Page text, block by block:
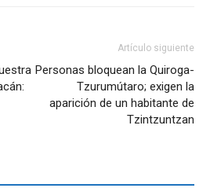
Artículo siguiente
Personas bloquean la Quiroga-
Tzurumútaro; exigen la
aparición de un habitante de
Tzintzuntzan